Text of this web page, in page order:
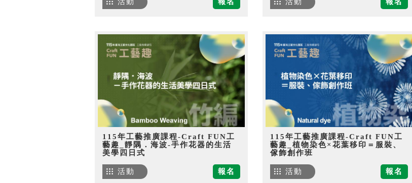
115年工藝推廣課程-Craft FUN工
藝趣_靜隅．海波-手作花器的生活
美學四日式
報名
活動
115年工藝推廣課程-Craft FUN工
藝趣_植物染色×花葉移印＝服裝、
傢飾創作班
報名
活動